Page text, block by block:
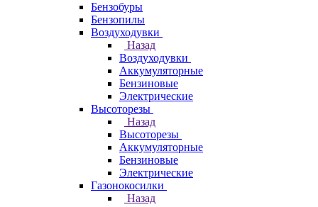
Бензобуры
Бензопилы
Воздуходувки
Назад
Воздуходувки
Аккумуляторные
Бензиновые
Электрические
Высоторезы
Назад
Высоторезы
Аккумуляторные
Бензиновые
Электрические
Газонокосилки
Назад